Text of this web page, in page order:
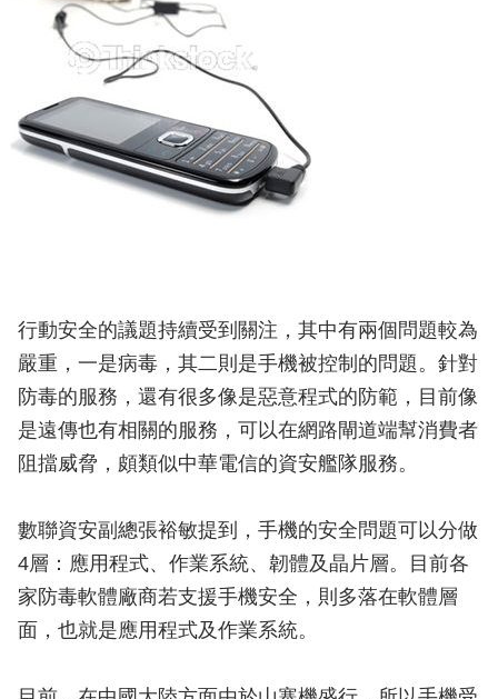
行動安全的議題持續受到關注，其中有兩個問題較為
嚴重，一是病毒，其二則是手機被控制的問題。針對
防毒的服務，還有很多像是惡意程式的防範，目前像
是遠傳也有相關的服務，可以在網路閘道端幫消費者
阻擋威脅，頗類似中華電信的資安艦隊服務。
數聯資安副總張裕敏提到，手機的安全問題可以分做
4層：應用程式、作業系統、韌體及晶片層。目前各
家防毒軟體廠商若支援手機安全，則多落在軟體層
面，也就是應用程式及作業系統。